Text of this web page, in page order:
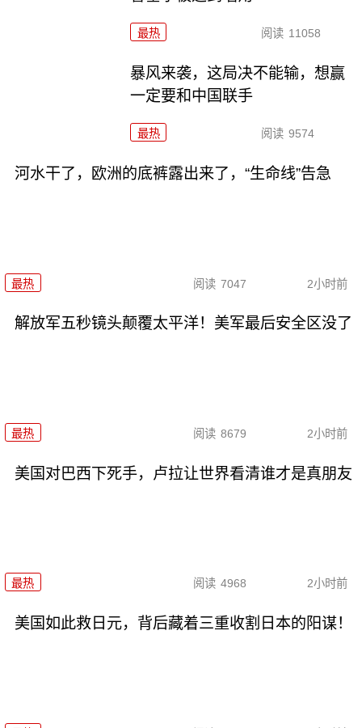
最热 阅读 11058
暴风来袭，这局决不能输，想赢
一定要和中国联手
最热 阅读 9574
河水干了，欧洲的底裤露出来了，“生命线”告急
最热 阅读 7047 2小时前
解放军五秒镜头颠覆太平洋！美军最后安全区没了
最热 阅读 8679 2小时前
美国对巴西下死手，卢拉让世界看清谁才是真朋友
最热 阅读 4968 2小时前
美国如此救日元，背后藏着三重收割日本的阳谋！